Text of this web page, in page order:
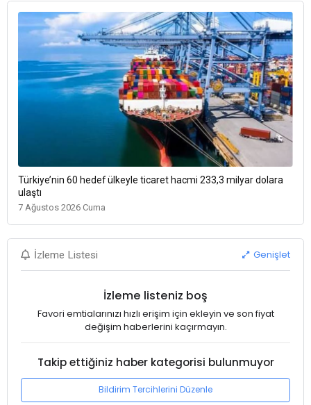
Türkiye’nin 60 hedef ülkeyle ticaret hacmi 233,3 milyar dolara
ulaştı
7 Ağustos 2026 Cuma
İzleme Listesi Genişlet
İzleme listeniz boş
Favori emtialarınızı hızlı erişim için ekleyin ve son fiyat
değişim haberlerini kaçırmayın.
Takip ettiğiniz haber kategorisi bulunmuyor
Bildirim Tercihlerini Düzenle